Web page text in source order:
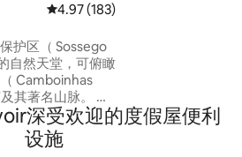
平均评分 4.97 分（满分 5 分），
4.97 (183)
护区（ Sossego
自然天堂，可俯瞰
Camboinhas
其著名山脉。 距
离Camboinhas
烤架、悬挂花
深受欢迎的度假屋便利
设施